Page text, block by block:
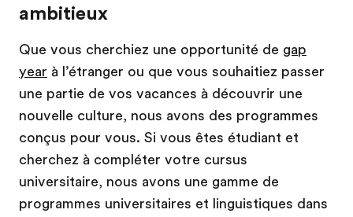
ambitieux
Que vous cherchiez une opportunité de gap
year à l’étranger ou que vous souhaitiez passer
une partie de vos vacances à découvrir une
nouvelle culture, nous avons des programmes
conçus pour vous. Si vous êtes étudiant et
cherchez à compléter votre cursus
universitaire, nous avons une gamme de
programmes universitaires et linguistiques dans